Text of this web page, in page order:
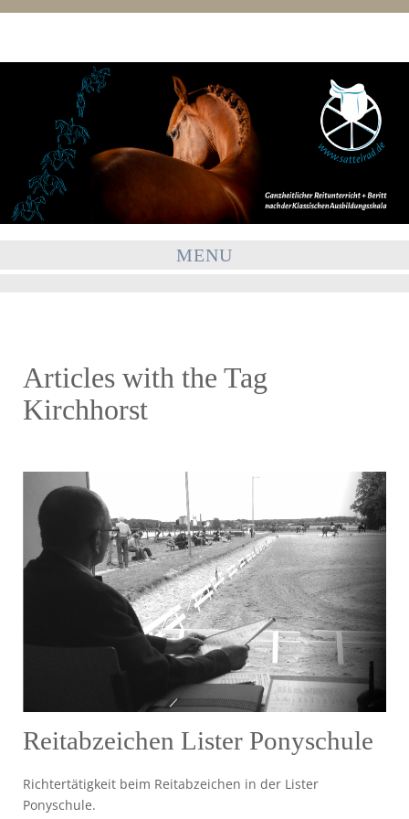
MENU
Articles with the Tag
Kirchhorst
Reitabzeichen Lister Ponyschule
Richtertätigkeit beim Reitabzeichen in der Lister
Ponyschule.